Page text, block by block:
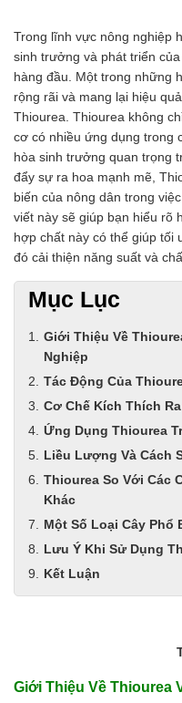
Trong lĩnh vực nông nghiệp
sinh trưởng và phát triển
hàng đầu. Một trong những
rộng rãi và mang lại hiệu
Thiourea. Thiourea không
cơ có nhiều ứng dụng trong
hòa sinh trưởng quan trọng
đẩy sự ra hoa mạnh mẽ,
biến của nông dân trong
viết này sẽ giúp bạn hiểu rõ
hợp chất này có thể giúp tối
đó cải thiện năng suất và
Mục Lục
Giới Thiệu Về
Nghiệp
Tác Động Của
Cơ Chế Kích Thích
Ứng Dụng Thiourea
Liều Lượng Và Cách
Thiourea So Với Các
Khác
Một Số Loại Cây Phổ
Lưu Ý Khi Sử Dụng
Kết Luận
Giới Thiệu Về Thiourea